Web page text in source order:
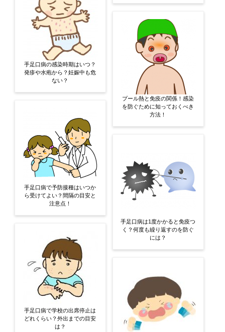
手足口病の感染時期はいつ？
発疹や水疱から？妊娠中も危
ない？
手足口病で予防接種はいつか
ら受けてよい？間隔の目安と
注意点！
手足口病で学校の出席停止は
どれくらい？外出までの目安
は？
プール熱と免疫の関係！感染
を防ぐために知っておくべき
方法！
手足口病は1度かかると免疫つ
く？何度も繰り返すのを防ぐ
には？